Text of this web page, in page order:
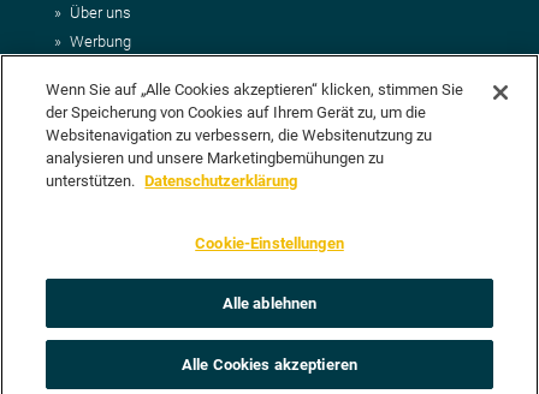
Über uns
Werbung
Impressum
AGB
Datenschutz
DEIN VORSCHLAG FÜR NRWHITS
vorschlagen? Klasse, dann nutze doch einfach
Unsere Redaktion wird Deinen Vorschlag dann so schnell wie
Wenn Sie auf „Alle Cookies akzeptieren“ klicken, stimmen Sie
der Speicherung von Cookies auf Ihrem Gerät zu, um die
Websitenavigation zu verbessern, die Websitenutzung zu
analysieren und unsere Marketingbemühungen zu
unterstützen. Datenschutzerklärung
Cookie-Einstellungen
Alle ablehnen
Alle Cookies akzeptieren